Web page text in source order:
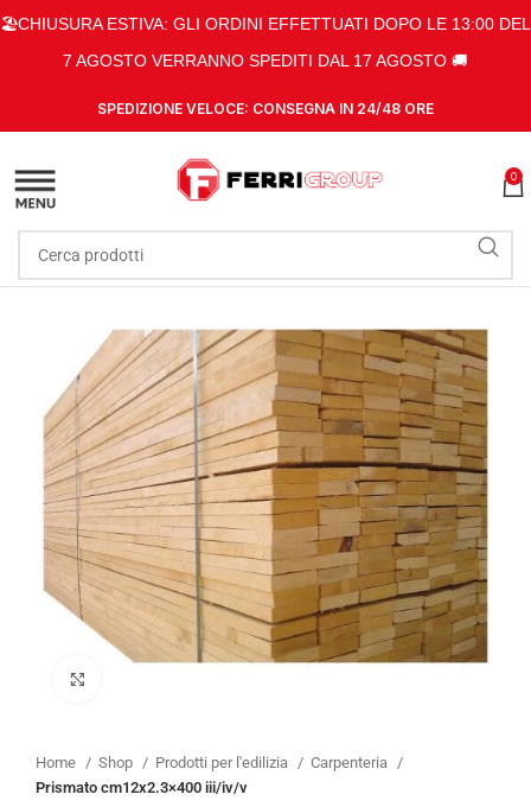
🏖️CHIUSURA ESTIVA: GLI ORDINI EFFETTUATI DOPO LE 13:00 DEL
7 AGOSTO VERRANNO SPEDITI DAL 17 AGOSTO 🚚
SPEDIZIONE VELOCE: CONSEGNA IN 24/48 ORE
0
Home Shop Prodotti per l'edilizia
Carpenteria
Prismato cm12x2.3×400 iii/iv/v